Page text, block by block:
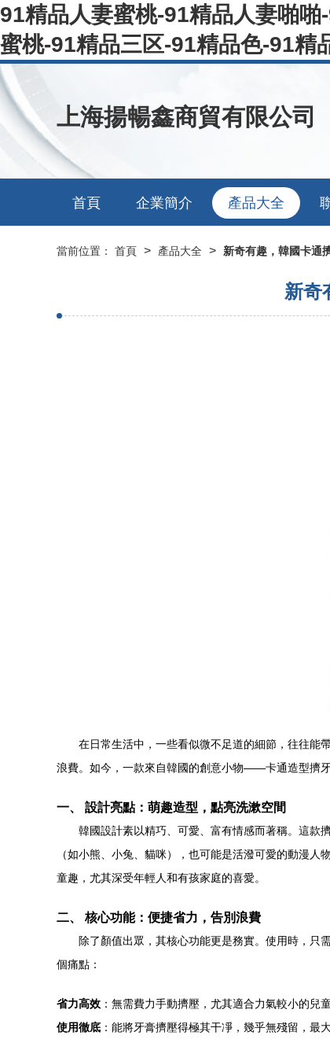
91精品人妻蜜桃-91精品人妻啪
蜜桃-91精品三区-91精品色-91精
上海揚暢鑫商貿有限公司
首頁 企業簡介 產品大全
當前位置： 首頁 > 產品大全 > 新奇有趣，韓國卡通
新奇
在日常生活中，一些看似微不足道的細節，往往能
浪費。如今，一款來自韓國的創意小物——卡通造型擠
一、 設計亮點：萌趣造型，點亮洗漱空間
韓國設計素以精巧、可愛、富有情感而著稱。這款
（如小熊、小兔、貓咪），也可能是活潑可愛的動漫
童趣，尤其深受年輕人和有孩家庭的喜愛。
二、 核心功能：便捷省力，告別浪費
除了顏值出眾，其核心功能更是務實。使用時，只
個痛點：
省力高效 ：無需費力手動擠壓，尤其適合力氣較小的兒
使用徹底 ：能將牙膏擠壓得極其干凈，幾乎無殘留，最